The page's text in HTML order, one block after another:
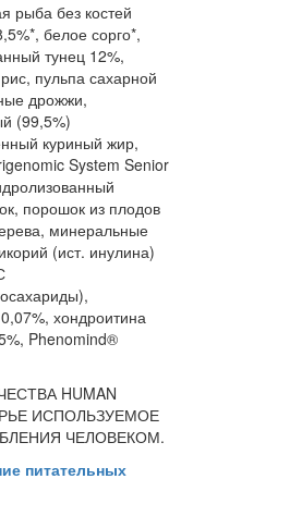
рыба без костей
белое сорго*,
тунец 12%,
пульпа сахарной
дрожжи,
(99,5%)
куриный жир,
System Senior
порошок из плодов
минеральные
(ист. инулина)
хондроитина
Phenomind®
HUMAN
ИСПОЛЬЗУЕМОЕ
ЧЕЛОВЕКОМ.
питательных